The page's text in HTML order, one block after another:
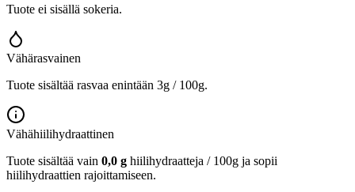
Tuote ei sisällä sokeria.
Vähärasvainen
Tuote sisältää rasvaa enintään 3g / 100g.
Vähähiilihydraattinen
Tuote sisältää vain 0,0 g hiilihydraatteja / 100g ja sopii
hiilihydraattien rajoittamiseen.